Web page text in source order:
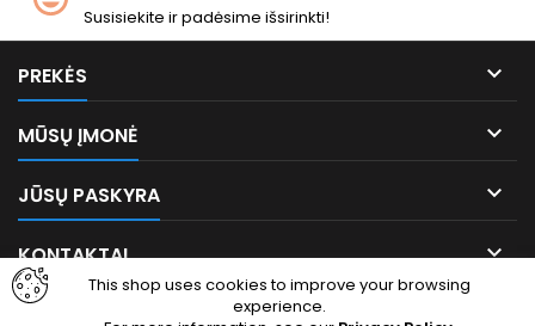
Susisiekite ir padėsime išsirinkti!
PREKĖS 
MŪSŲ ĮMONĖ 
JŪSŲ PASKYRA 
KONTAKTAI 
This shop uses cookies to improve your browsing
experience.
FacebookInstagram